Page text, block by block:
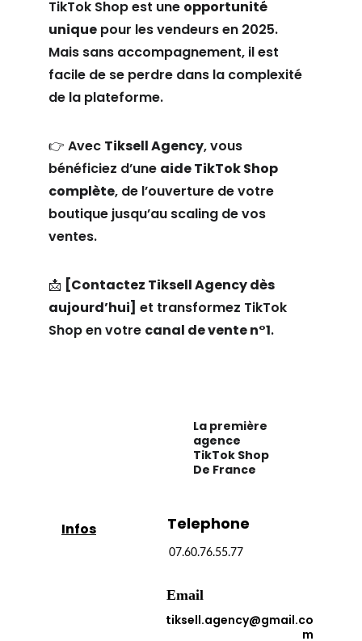
TikTok Shop est une opportunité
unique pour les vendeurs en 2025.
Mais sans accompagnement, il est
facile de se perdre dans la complexité
de la plateforme.
👉 Avec Tiksell Agency, vous
bénéficiez d’une aide TikTok Shop
complète, de l’ouverture de votre
boutique jusqu’au scaling de vos
ventes.
📩 [Contactez Tiksell Agency dès
aujourd’hui] et transformez TikTok
Shop en votre canal de vente n°1.
Telephone
07.60.76.55.77
Email
tiksell.agency@gmail.co
m
La première
agence
TikTok Shop
De France
Infos